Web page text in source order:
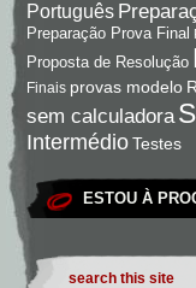
Português
Preparação Prova Final
Proposta de Resolução
Finais provas modelo
sem calculadora
IntermédioTestes
ESTOU À